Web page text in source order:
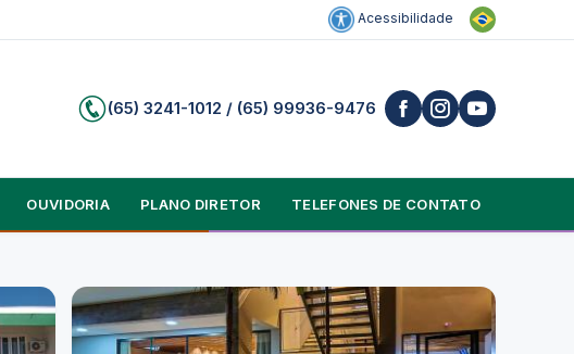
Acessibilidade
(65) 3241-1012 / (65) 99936-9476
OUVIDORIA PLANO DIRETOR TELEFONES DE CONTATO